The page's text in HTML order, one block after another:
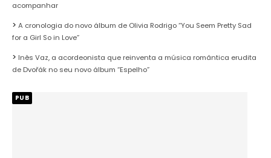
acompanhar
A cronologia do novo álbum de Olivia Rodrigo “You Seem Pretty Sad
for a Girl So in Love”
Inês Vaz, a acordeonista que reinventa a música romântica erudita
de Dvořák no seu novo álbum “Espelho”
PUB